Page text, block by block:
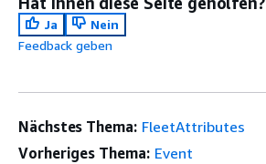
Ja
Nein
Feedback geben
Nächstes Thema: FleetAttributes
Vorheriges Thema: Event